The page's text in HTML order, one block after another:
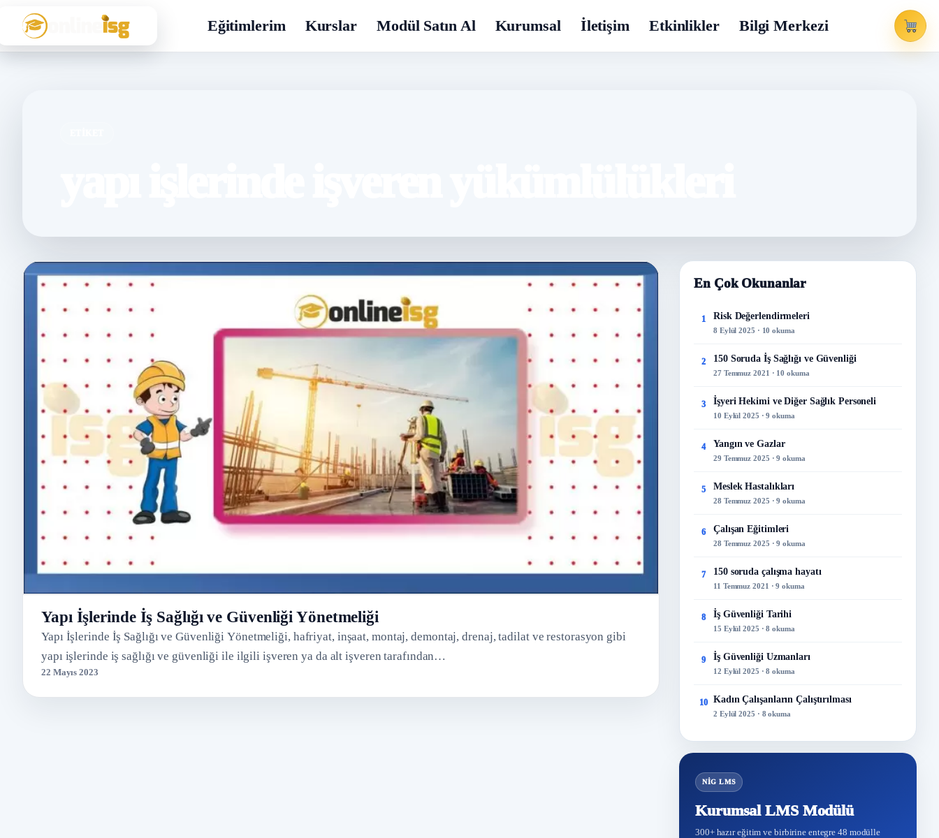
Eğitimlerim Kurslar Modül Satın Al Kurumsal İletişim Etkinlikler Bilgi Merkezi
Yapı İşlerinde İş Sağlığı ve Güvenliği Yönetmeliği
Yapı İşlerinde İş Sağlığı ve Güvenliği Yönetmeliği, hafriyat, inşaat, montaj, demontaj, drenaj, tadilat ve restorasyon gibi
yapı işlerinde iş sağlığı ve güvenliği ile ilgili işveren ya da alt işveren tarafından…
22 Mayıs 2023
En Çok Okunanlar
1 Risk Değerlendirmeleri
8 Eylül 2025 · 10 okuma
2 150 Soruda İş Sağlığı ve Güvenliği
27 Temmuz 2021 · 10 okuma
3 İşyeri Hekimi ve Diğer Sağlık Personeli
10 Eylül 2025 · 9 okuma
4 Yangın ve Gazlar
29 Temmuz 2025 · 9 okuma
5 Meslek Hastalıkları
28 Temmuz 2025 · 9 okuma
6 Çalışan Eğitimleri
28 Temmuz 2025 · 9 okuma
7 150 soruda çalışma hayatı
11 Temmuz 2021 · 9 okuma
8 İş Güvenliği Tarihi
15 Eylül 2025 · 8 okuma
9 İş Güvenliği Uzmanları
12 Eylül 2025 · 8 okuma
10 Kadın Çalışanların Çalıştırılması
2 Eylül 2025 · 8 okuma
NİG LMS
Kurumsal LMS Modülü
300+ hazır eğitim ve birbirine entegre 48 modülle